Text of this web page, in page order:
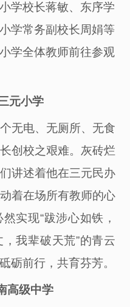
学校长蒋敏、东序学
学常务副校长周娟等
学全体教师前往参观
元小学
无电、无厕所、无食
创校之艰难。灰砖烂
讲述着他在三元民办
着在场所有教师的心
然实现“跋涉心如铁，
我辈破天荒”的青云
砥砺前行， 共育芬芳。
高级中学